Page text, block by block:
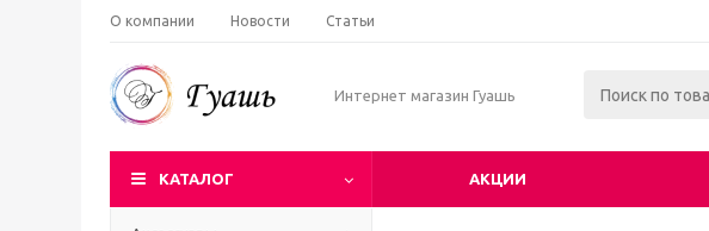
О компании Новости Статьи
Интернет магазин Гуашь
КАТАЛОГ АКЦИИ